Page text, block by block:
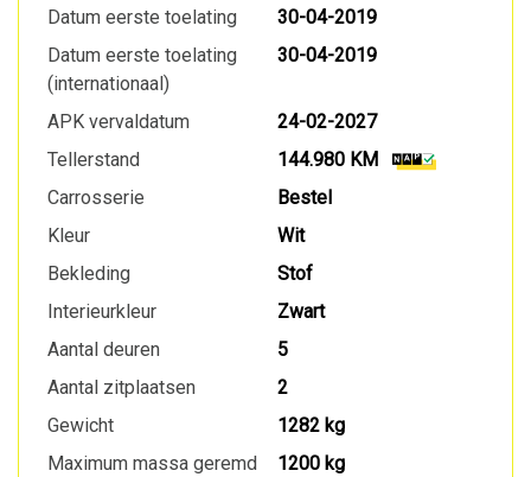
Datum eerste toelating
30-04-2019
Datum eerste toelating
(internationaal)
30-04-2019
APK vervaldatum
24-02-2027
Tellerstand
144.980 KM
Carrosserie
Bestel
Kleur
Wit
Bekleding
Stof
Interieurkleur
Zwart
Aantal deuren
5
Aantal zitplaatsen
2
Gewicht
1282 kg
Maximum massa geremd
1200 kg